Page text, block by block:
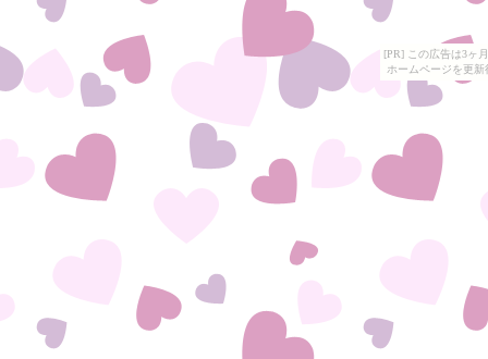
[PR] この広告は3ヶ
ホームページを更